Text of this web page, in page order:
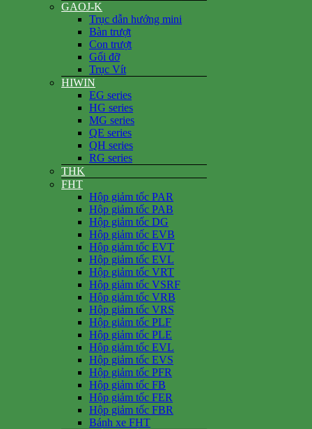
GAOJ-K
Trục dẫn hướng mini
Bàn trượt
Con trượt
Gối đỡ
Trục Vít
HIWIN
EG series
HG series
MG series
QE series
QH series
RG series
THK
FHT
Hộp giảm tốc PAR
Hộp giảm tốc PAB
Hộp giảm tốc DG
Hộp giảm tốc EVB
Hộp giảm tốc EVT
Hộp giảm tốc EVL
Hộp giảm tốc VRT
Hộp giảm tốc VSRF
Hộp giảm tốc VRB
Hộp giảm tốc VRS
Hộp giảm tốc PLF
Hộp giảm tốc PLE
Hộp giảm tốc EVL
Hộp giảm tốc EVS
Hộp giảm tốc PFR
Hộp giảm tốc FB
Hộp giảm tốc FER
Hộp giảm tốc FBR
Bánh xe FHT